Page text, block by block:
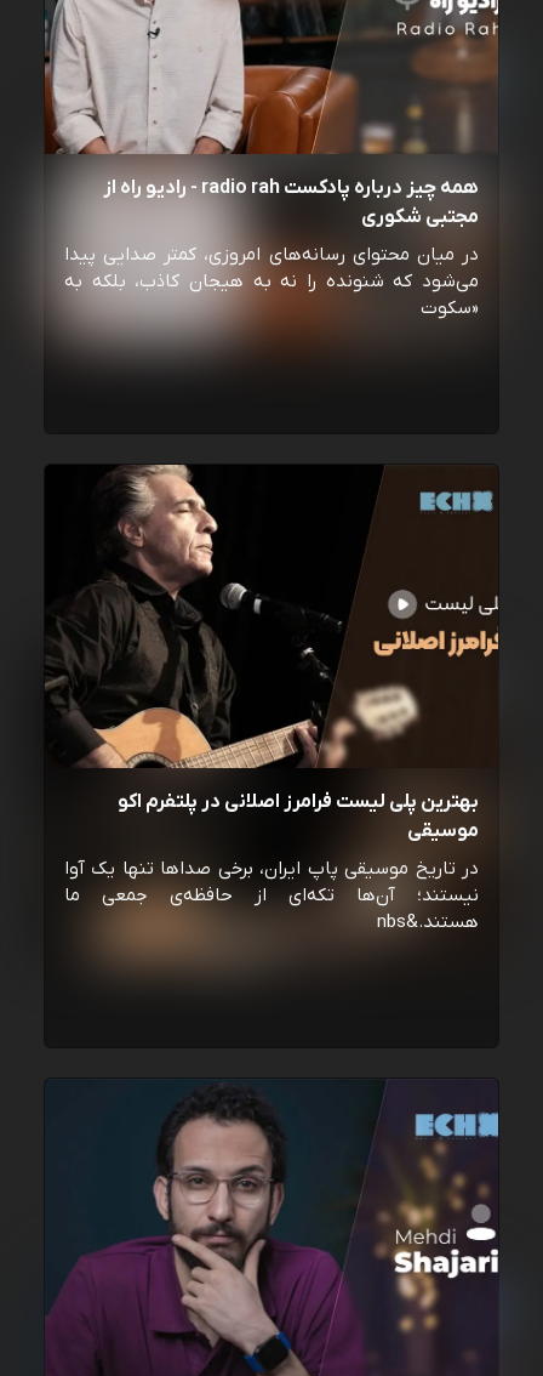
همه چیز درباره پادکست radio rah - رادیو راه از
مجتبی شکوری
در میان محتوای رسانه‌های امروزی، کمتر صدایی پیدا
می‌شود که شنونده را نه به هیجان کاذب، بلکه به
«سکوت
بهترین پلی لیست فرامرز اصلانی در پلتفرم اکو
موسیقی
در تاریخ موسیقی پاپ ایران، برخی صداها تنها یک آوا
نیستند؛ آن‌ها تکه‌ای از حافظه‌ی جمعی ما
هستند.&nbs